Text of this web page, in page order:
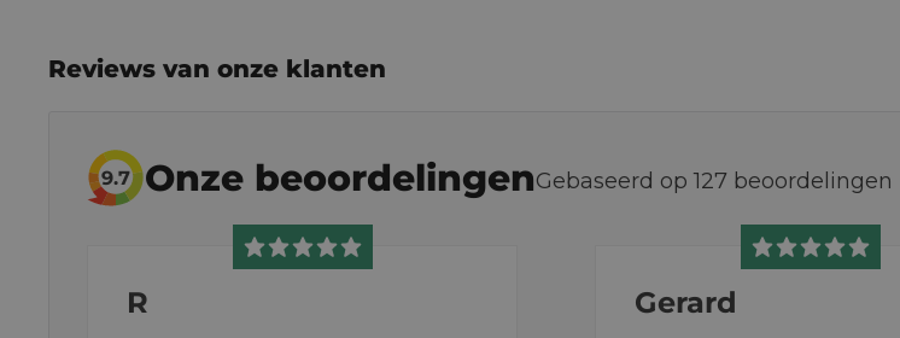
Reviews van onze klanten
9.7 Onze beoordelingenGebaseerd op 127 beoordelingen
R Gerard